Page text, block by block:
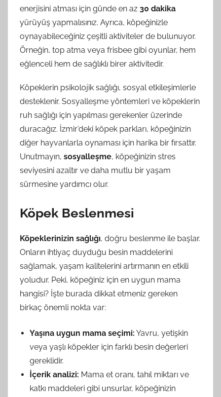
enerjisini atması için günde en az 30 dakika
yürüyüş yapmalısınız. Ayrıca, köpeğinizle
oynayabileceğiniz çeşitli aktiviteler de bulunuyor.
Örneğin, top atma veya frisbee gibi oyunlar, hem
eğlenceli hem de sağlıklı birer aktivitedir.
Köpeklerin psikolojik sağlığı, sosyal etkileşimlerle
desteklenir. Sosyalleşme yöntemleri ve köpeklerin
ruh sağlığı için yapılması gerekenler üzerinde
duracağız. İzmir’deki köpek parkları, köpeğinizin
diğer hayvanlarla oynaması için harika bir fırsattır.
Unutmayın, sosyalleşme, köpeğinizin stres
seviyesini azaltır ve daha mutlu bir yaşam
sürmesine yardımcı olur.
Köpek Beslenmesi
Köpeklerinizin sağlığı, doğru beslenme ile başlar.
Onların ihtiyaç duyduğu besin maddelerini
sağlamak, yaşam kalitelerini artırmanın en etkili
yoludur. Peki, köpeğiniz için en uygun mama
hangisi? İşte burada dikkat etmeniz gereken
birkaç önemli nokta var:
Yaşına uygun mama seçimi: Yavru, yetişkin
veya yaşlı köpekler için farklı besin değerleri
gereklidir.
İçerik analizi: Mama et oranı, tahıl miktarı ve
katkı maddeleri gibi unsurlar, köpeğinizin